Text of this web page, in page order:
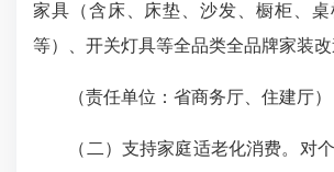
家具（含床、床垫、沙发、橱柜、
等）、开关灯具等全品类全品牌家装改
（责任单位：省商务厅、住建厅）
（二）支持家庭适老化消费。对个